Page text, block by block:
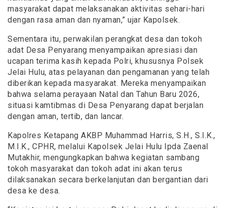
masyarakat dapat melaksanakan aktivitas sehari-hari
dengan rasa aman dan nyaman,” ujar Kapolsek.
Sementara itu, perwakilan perangkat desa dan tokoh
adat Desa Penyarang menyampaikan apresiasi dan
ucapan terima kasih kepada Polri, khususnya Polsek
Jelai Hulu, atas pelayanan dan pengamanan yang telah
diberikan kepada masyarakat. Mereka menyampaikan
bahwa selama perayaan Natal dan Tahun Baru 2026,
situasi kamtibmas di Desa Penyarang dapat berjalan
dengan aman, tertib, dan lancar.
Kapolres Ketapang AKBP Muhammad Harris, S.H., S.I.K.,
M.I.K., CPHR, melalui Kapolsek Jelai Hulu Ipda Zaenal
Mutakhir, mengungkapkan bahwa kegiatan sambang
tokoh masyarakat dan tokoh adat ini akan terus
dilaksanakan secara berkelanjutan dan bergantian dari
desa ke desa.